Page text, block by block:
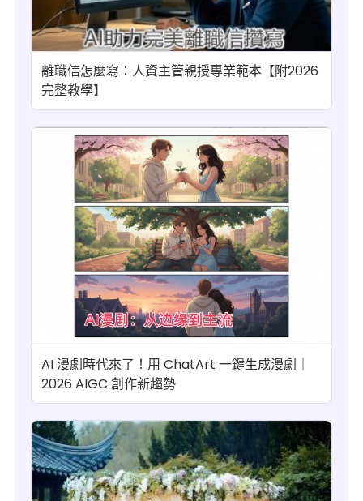
離職信怎麼寫：人資主管親授專業範本【附2026
完整教學】
AI 漫劇時代來了！用 ChatArt 一鍵生成漫劇｜
2026 AIGC 創作新趨勢